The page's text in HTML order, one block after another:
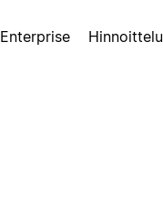
Enterprise Hinnoittelu